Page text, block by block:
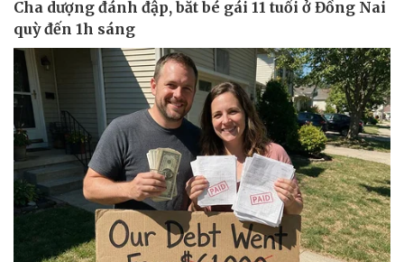
Pháp luật
Vụ án
Tin nóng
Tư vấn luật
Quân sự - Quốc phòng
Vũ khí
Việt Nam
Phân tích